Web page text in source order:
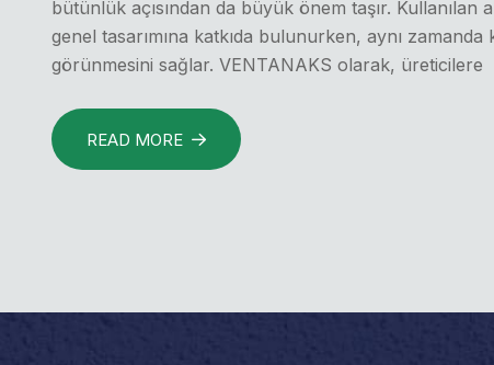
bütünlük açısından da büyük önem taşır. Kullanılan
genel tasarımına katkıda bulunurken, aynı
görünmesini sağlar. VENTANAKS olarak, üreticilere
READ MORE